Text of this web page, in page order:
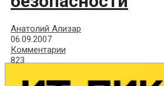
Анатолий Ализар
06.09.2007
Комментарии
823